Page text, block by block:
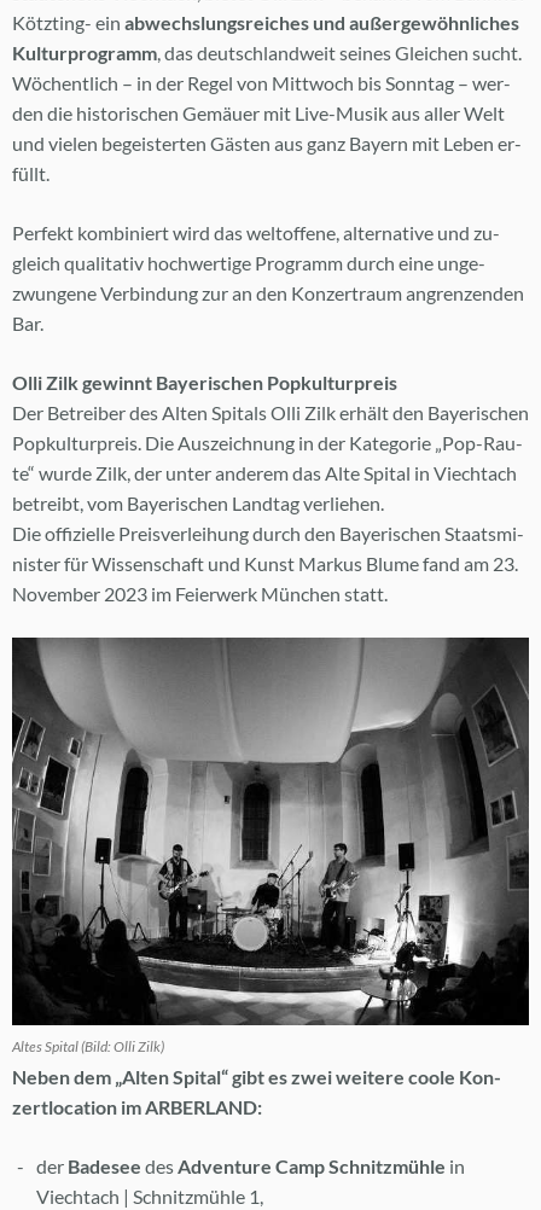
Kötz­ting- ein ab­wechs­lungs­rei­ches und au­ßer­ge­wöhn­li­ches
Kul­tur­pro­gramm, das deutsch­land­weit sei­nes Glei­chen sucht.
Wö­chent­lich – in der Re­gel von Mitt­woch bis Sonn­tag – wer­
den die his­to­ri­schen Ge­mäu­er mit Live-Mu­sik aus al­ler Welt
und vie­len be­geis­ter­ten Gäs­ten aus ganz Bay­ern mit Le­ben er­
füllt.
Per­fekt kom­bi­niert wird das welt­of­fe­ne, al­ter­na­ti­ve und zu­
gleich qua­li­ta­tiv hoch­wer­ti­ge Pro­gramm durch eine un­ge­
zwun­ge­ne Ver­bin­dung zur an den Kon­zert­raum an­gren­zen­den
Bar.
Olli Zilk ge­winnt Baye­ri­schen Pop­kul­tur­preis
Der Be­trei­ber des Al­ten Spi­tals Olli Zilk er­hält den Baye­ri­schen
Pop­kul­tur­preis. Die Aus­zeich­nung in der Ka­te­go­rie „Pop-Rau­
te“ wur­de Zilk, der un­ter an­de­rem das Alte Spi­tal in Viecht­ach
be­treibt, vom Baye­ri­schen Land­tag ver­lie­hen.
Die of­fi­zi­el­le Preis­ver­lei­hung durch den Baye­ri­schen Staats­mi­
nis­ter für Wis­sen­schaft und Kunst Mar­kus Blu­me fand am 23.
No­vem­ber 2023 im Fei­er­werk Mün­chen statt.
Al­tes Spi­tal (Bild: Olli Zilk)
Ne­ben dem „Al­ten Spi­tal“ gibt es zwei wei­te­re coo­le Kon­
zert­lo­ca­ti­on im AR­BER­LAND:
der Ba­de­see desAd­ven­ture Camp Schnitz­müh­le in
Viecht­ach | Schnitz­müh­le 1,